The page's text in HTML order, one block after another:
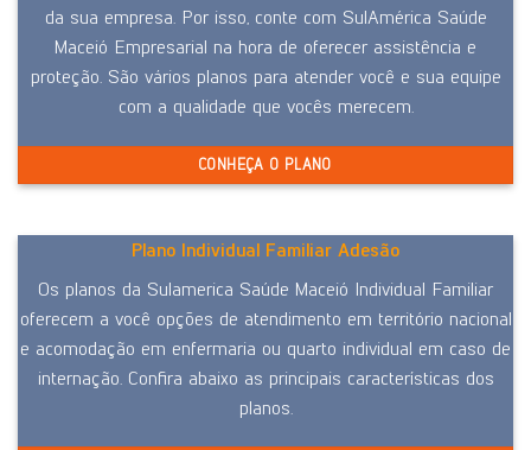
da sua empresa. Por isso, conte com SulAmérica Saúde
Maceió Empresarial na hora de oferecer assistência e
proteção. São vários planos para atender você e sua equipe
com a qualidade que vocês merecem.
CONHEÇA O PLANO
Plano Individual Familiar Adesão
Os planos da Sulamerica Saúde Maceió Individual Familiar
oferecem a você opções de atendimento em território nacional
e acomodação em enfermaria ou quarto individual em caso de
internação. Confira abaixo as principais características dos
planos.